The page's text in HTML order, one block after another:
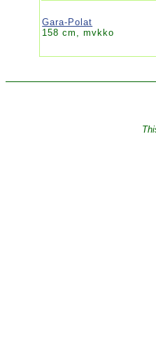
Gara-Polat
158 cm, mvkko